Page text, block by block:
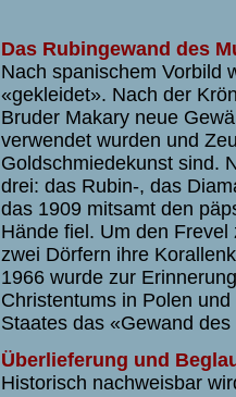
Das Rubingewand des
Nach spanischem Vorbild
«gekleidet». Nach der
Bruder Makary neue
verwendet wurden und
Goldschmiedekunst sind.
drei: das Rubin-, das
das 1909 mitsamt den
Hände fiel. Um den
zwei Dörfern ihre
1966 wurde zur
Christentums in Polen
Staates das «Gewand
Überlieferung und
Historisch nachweisbar